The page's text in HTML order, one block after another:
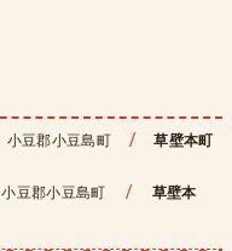
小豆郡小豆島町 草壁本町
小豆郡小豆島町 /
草壁本